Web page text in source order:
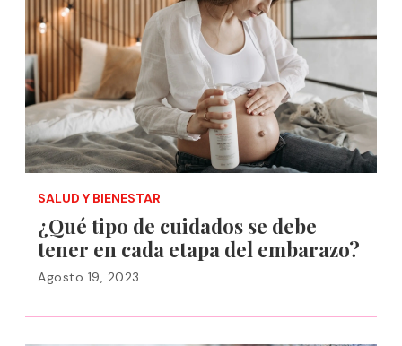
SALUD Y BIENESTAR
¿Qué tipo de cuidados se debe
tener en cada etapa del embarazo?
Agosto 19, 2023